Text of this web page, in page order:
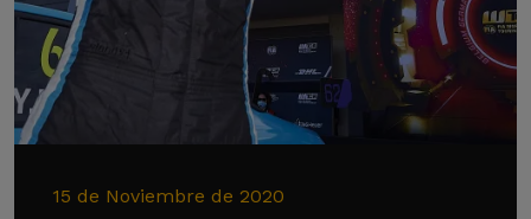
15 de Noviembre de 2020